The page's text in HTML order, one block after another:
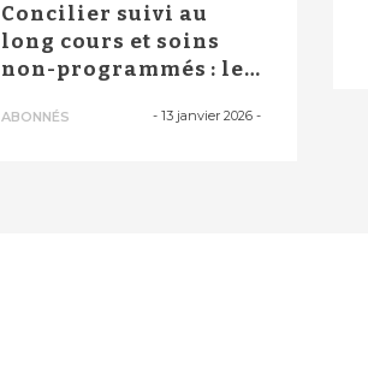
Concilier suivi au
long cours et soins
non-programmés : le
ABONNÉS -13 janvier 2026 -